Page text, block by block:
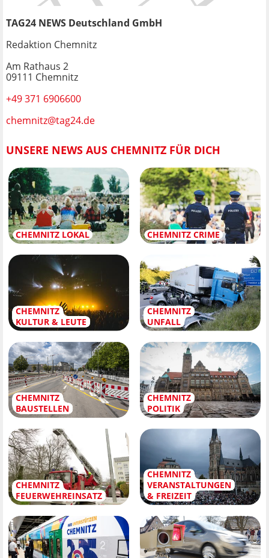
TAG24 NEWS Deutschland GmbH
Redaktion Chemnitz
Am Rathaus 2
09111 Chemnitz
+49 371 6906600
chemnitz@tag24.de
UNSERE NEWS AUS CHEMNITZ FÜR DICH
CHEMNITZ LOKAL CHEMNITZ CRIME
CHEMNITZ
KULTUR & LEUTE
CHEMNITZ
UNFALL
CHEMNITZ
BAUSTELLEN
CHEMNITZ
POLITIK
CHEMNITZ
FEUERWEHREINSATZ
CHEMNITZ
VERANSTALTUNGEN
& FREIZEIT